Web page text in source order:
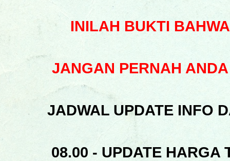
INILAH BUKTI
JANGAN PERNAH
JADWAL UPDATE INFO
08.00 - UPDATE HARGA